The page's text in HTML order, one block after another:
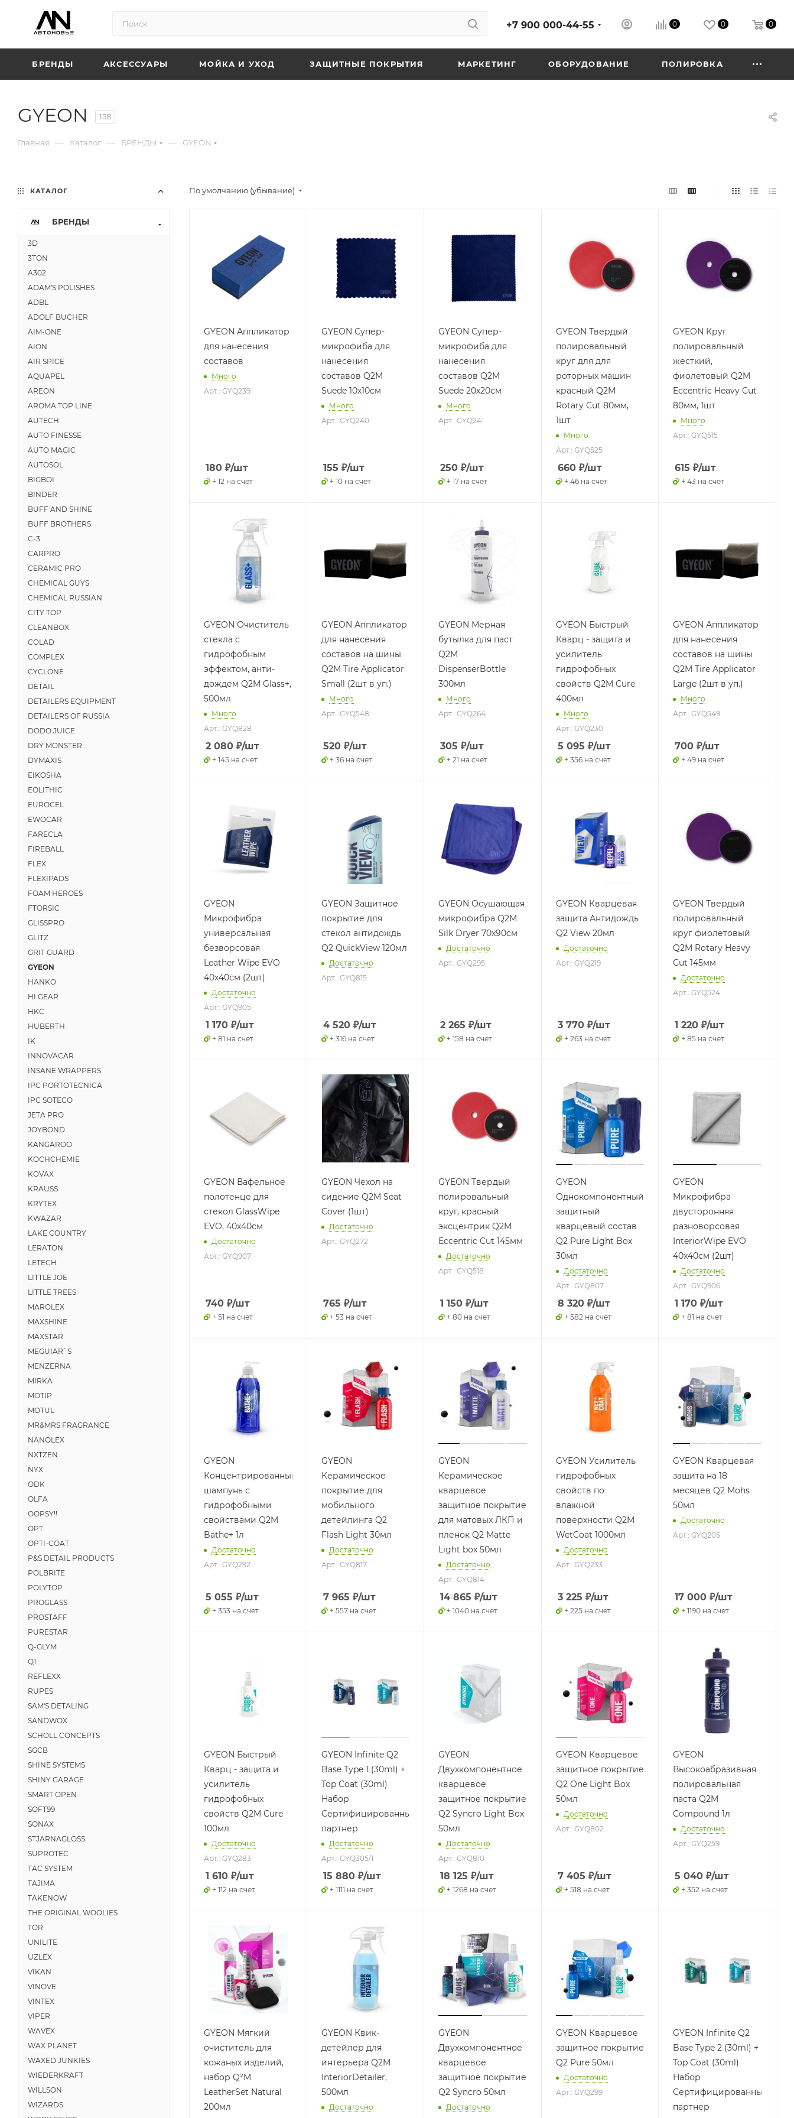
+7 900 000-44-55 0 0 0
БРЕНДЫ АКСЕССУАРЫ МОЙКА И УХОД ЗАЩИТНЫЕ ПОКРЫТИЯ МАРКЕТИНГ ОБОРУДОВАНИЕ ПОЛИРОВКА
GYEON 158
Главная — Каталог — БРЕНДЫ — GYEON
По умолчанию (убывание)
GYEON Аппликатор
для нанесения
составов
Много
Арт.: GYQ239
180 ₽/шт
+ 12 на счет
GYEON Супер-
микрофиба для
нанесения
составов Q2M
Suede 10х10см
Много
Арт.: GYQ240
155 ₽/шт
+ 10 на счет
GYEON Супер-
микрофиба для
нанесения
составов Q2M
Suede 20х20см
Много
Арт.: GYQ241
250 ₽/шт
+ 17 на счет
GYEON Твердый
полировальный
круг для для
роторных машин
красный Q2M
Rotary Cut 80мм,
1шт
Много
Арт.: GYQ525
660₽/шт
+ 46 на счет
GYEON Круг
полировальный
жесткий,
фиолетовый Q2M
Eccentric Heavy Cut
80мм, 1шт
Много
Арт.: GYQ515
615 ₽/шт
+ 43 на счет
GYEON Очиститель
стекла с
гидрофобным
эффектом, анти-
дождем Q2M Glass+,
500мл
Много
Арт.: GYQ828
2 080 ₽/шт
+ 145 на счет
GYEON Аппликатор
для нанесения
составов на шины
Q2M Tire Applicator
Small (2шт в уп.)
Много
Арт.: GYQ548
520₽/шт
+ 36 на счет
GYEON Мерная
бутылка для паст
Q2M
DispenserBottle
300мл
Много
Арт.: GYQ264
305 ₽/шт
+ 21 на счет
GYEON Быстрый
Кварц - защита и
усилитель
гидрофобных
свойств Q2M Cure
400мл
Много
Арт.: GYQ230
5 095 ₽/шт
+ 356 на счет
GYEON Аппликатор
для нанесения
составов на шины
Q2M Tire Applicator
Large (2шт в уп.)
Много
Арт.: GYQ549
700 ₽/шт
+ 49 на счет
GYEON
Микрофибра
универсальная
безворсовая
Leather Wipe EVO
40x40см (2шт)
Достаточно
Арт.: GYQ905
1 170 ₽/шт
+ 81 на счет
GYEON Защитное
покрытие для
стекол антидождь
Q2 QuickView 120мл
Достаточно
Арт.: GYQ815
4 520₽/шт
+ 316 на счет
GYEON Осушающая
микрофибра Q2M
Silk Dryer 70x90см
Достаточно
Арт.: GYQ295
2 265 ₽/шт
+ 158 на счет
GYEON Кварцевая
защита Антидождь
Q2 View 20мл
Достаточно
Арт.: GYQ219
3 770₽/шт
+ 263 на счет
GYEON Твердый
полировальный
круг фиолетовый
Q2M Rotary Heavy
Cut 145мм
Достаточно
Арт.: GYQ524
1 220 ₽/шт
+ 85 на счет
GYEON Вафельное
полотенце для
стекол GlassWipe
EVO, 40х40см
Достаточно
Арт.: GYQ907
740 ₽/шт
+ 51 на счет
GYEON Чехол на
сидение Q2M Seat
Cover (1шт)
Достаточно
Арт.: GYQ272
765 ₽/шт
+ 53 на счет
GYEON Твердый
полировальный
круг, красный
эксцентрик Q2M
Eccentric Cut 145мм
Достаточно
Арт.: GYQ518
1 150 ₽/шт
+ 80 на счет
GYEON
Однокомпонентный
защитный
кварцевый состав
Q2 Pure Light Box
30мл
Достаточно
Арт.: GYQ807
8 320₽/шт
+ 582 на счет
GYEON
Микрофибра
двусторонняя
разноворсовая
InteriorWipe EVO
40x40см (2шт)
Достаточно
Арт.: GYQ906
1 170 ₽/шт
+ 81 на счет
GYEON
Концентрированный
шампунь с
гидрофобными
свойствами Q2M
Bathe+ 1л
Достаточно
Арт.: GYQ292
5 055 ₽/шт
+ 353 на счет
GYEON
Керамическое
покрытие для
мобильного
детейлинга Q2
Flash Light 30мл
Достаточно
Арт.: GYQ817
7 965 ₽/шт
+ 557 на счет
GYEON
Керамическое
кварцевое
защитное покрытие
для матовых ЛКП и
пленок Q2 Matte
Light box 50мл
Достаточно
Арт.: GYQ814
14 865 ₽/шт
+ 1040 на счет
GYEON Усилитель
гидрофобных
свойств по
влажной
поверхности Q2M
WetCoat 1000мл
Достаточно
Арт.: GYQ233
3 225 ₽/шт
+ 225 на счет
GYEON Кварцевая
защита на 18
месяцев Q2 Mohs
50мл
Достаточно
Арт.: GYQ205
17 000 ₽/шт
+ 1190 на счет
GYEON Быстрый
Кварц - защита и
усилитель
гидрофобных
свойств Q2M Cure
100мл
Достаточно
Арт.: GYQ283
1 610 ₽/шт
+ 112 на счет
GYEON Infinite Q2
Base Type 1 (30ml) +
Top Coat (30ml)
Набор
Сертифицированный
партнер
Достаточно
Арт.: GYQ305/1
15 880₽/шт
+ 1111 на счет
GYEON
Двухкомпонентное
кварцевое
защитное покрытие
Q2 Syncro Light Box
50мл
Достаточно
Арт.: GYQ810
18 125 ₽/шт
+ 1268 на счет
GYEON Кварцевое
защитное покрытие
Q2 One Light Box
50мл
Достаточно
Арт.: GYQ802
7 405 ₽/шт
+ 518 на счет
GYEON
Высокоабразивная
полировальная
паста Q2M
Compound 1л
Достаточно
Арт.: GYQ259
5 040 ₽/шт
+ 352 на счет
GYEON Мягкий
очиститель для
кожаных изделий,
набор Q²M
LeatherSet Natural
200мл
GYEON Квик-
детейлер для
интерьера Q2M
InteriorDetailer,
500мл
Достаточно
GYEON
Двухкомпонентное
кварцевое
защитное покрытие
Q2 Syncro 50мл
Достаточно
GYEON Кварцевое
защитное покрытие
Q2 Pure 50мл
Достаточно
Арт.: GYQ299
GYEON Infinite Q2
Base Type 2 (30ml) +
Top Coat (30ml)
Набор
Сертифицированный
партнер
КАТАЛОГ
БРЕНДЫ
3D
3TON
A302
ADAM'S POLISHES
ADBL
ADOLF BUCHER
AIM-ONE
AION
AIR SPICE
AQUAPEL
AREON
AROMA TOP LINE
AUTECH
AUTO FINESSE
AUTO MAGIC
AUTOSOL
BIGBOI
BINDER
BUFF AND SHINE
BUFF BROTHERS
C-3
CARPRO
CERAMIC PRO
CHEMICAL GUYS
CHEMICAL RUSSIAN
CITY TOP
CLEANBOX
COLAD
COMPLEX
CYCLONE
DETAIL
DETAILERS EQUIPMENT
DETAILERS OF RUSSIA
DODO JUICE
DRY MONSTER
DYMAXIS
EIKOSHA
EOLITHIC
EUROCEL
EWOCAR
FARECLA
FIREBALL
FLEX
FLEXIPADS
FOAM HEROES
FTORSIC
GLISSPRO
GLITZ
GRIT GUARD
GYEON
HANKO
HI GEAR
HKC
HUBERTH
IK
INNOVACAR
INSANE WRAPPERS
IPC PORTOTECNICA
IPC SOTECO
JETA PRO
JOYBOND
KANGAROO
KOCHCHEMIE
KOVAX
KRAUSS
KRYTEX
KWAZAR
LAKE COUNTRY
LERATON
LETECH
LITTLE JOE
LITTLE TREES
MAROLEX
MAXSHINE
MAXSTAR
MEGUIAR`S
MENZERNA
MIRKA
MOTIP
MOTUL
MR&MRS FRAGRANCE
NANOLEX
NXTZEN
NYX
ODK
OLFA
OOPSY!!
OPT
OPTI-COAT
P&S DETAIL PRODUCTS
POLBRITE
POLYTOP
PROGLASS
PROSTAFF
PURESTAR
Q-GLYM
Q1
REFLEXX
RUPES
SAM'S DETALING
SANDWOX
SCHOLL CONCEPTS
SGCB
SHINE SYSTEMS
SHINY GARAGE
SMART OPEN
SOFT99
SONAX
STJARNAGLOSS
SUPROTEC
TAC SYSTEM
TAJIMA
TAKENOW
THE ORIGINAL WOOLIES
TOR
UNILITE
UZLEX
VIKAN
VINOVE
VINTEX
VIPER
WAVEX
WAX PLANET
WAXED JUNKIES
WIEDERKRAFT
WILLSON
WIZARDS